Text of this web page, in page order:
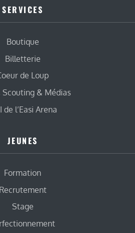
SERVICES
Boutique
Billetterie
de Loup
Scouting & Médias
de l’Easi Arena
JEUNES
Formation
Recrutement
Stage